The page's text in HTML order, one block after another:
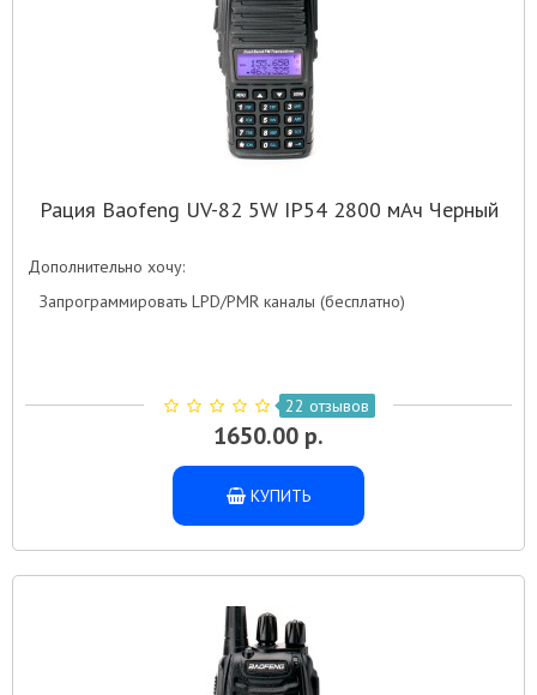
Рация Baofeng UV-82 5W IP54 2800 мАч Черный
Дополнительно хочу:
Запрограммировать LPD/PMR каналы (бесплатно)
22 отзывов
1650.00 р.
КУПИТЬ